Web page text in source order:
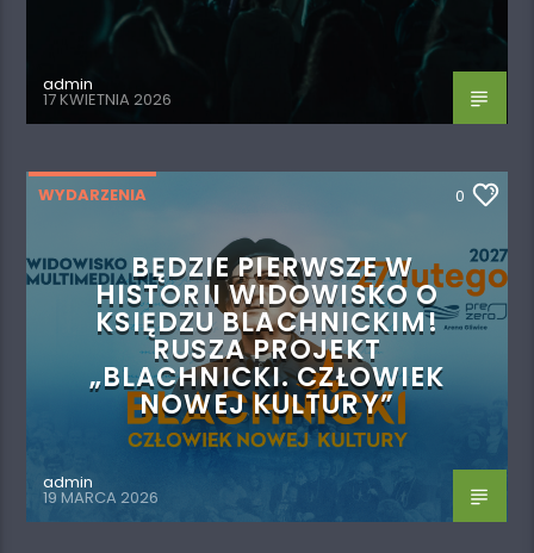
admin
17 KWIETNIA 2026
WYDARZENIA 0
BĘDZIE PIERWSZE W
HISTORII WIDOWISKO O
KSIĘDZU BLACHNICKIM!
RUSZA PROJEKT
„BLACHNICKI. CZŁOWIEK
NOWEJ KULTURY”
admin
19 MARCA 2026